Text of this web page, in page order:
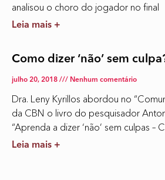
analisou o choro do jogador no final
Leia mais +
Como dizer ‘não’ sem
julho 20, 2018 Nenhum comentário
Dra. Leny Kyrillos abordou no
da CBN o livro do pesquisador
“Aprenda a dizer ‘não’ sem culpas –
Leia mais +